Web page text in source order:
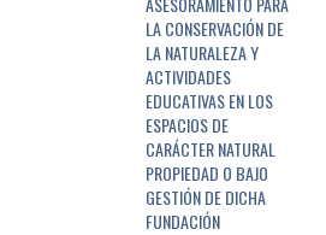
LA CONSERVACIÓN DE
LA NATURALEZA Y
ACTIVIDADES
EDUCATIVAS EN LOS
ESPACIOS DE
CARÁCTER NATURAL
PROPIEDAD O BAJO
GESTIÓN DE DICHA
FUNDACIÓN